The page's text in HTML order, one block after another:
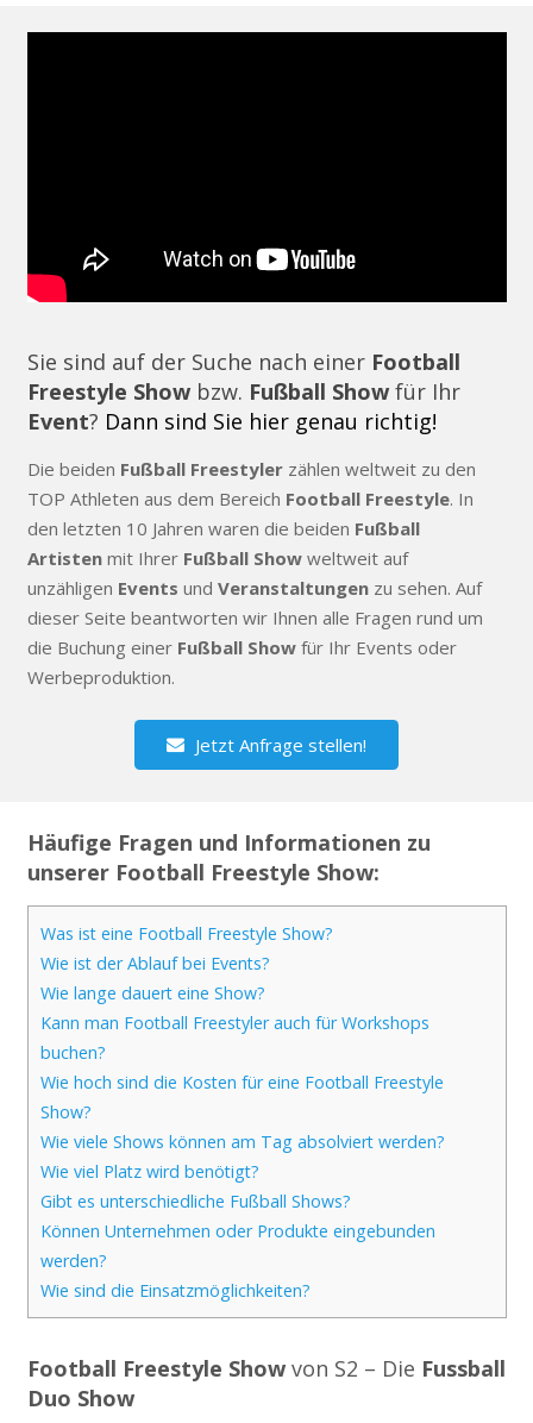
Sie sind auf der Suche nach einer Football
Freestyle Showbzw. Fußball Showfür Ihr
Event? Dann sind Sie hier genau richtig!
Die beiden Fußball Freestylerzählen weltweit zu den
TOP Athleten aus dem Bereich Football Freestyle. In
den letzten 10 Jahren waren die beiden Fußball
Artistenmit Ihrer Fußball Showweltweit auf
unzähligen Events und Veranstaltungenzu sehen. Auf
dieser Seite beantworten wir Ihnen alle Fragen rund um
die Buchung einer Fußball Showfür Ihr Events oder
Werbeproduktion.
Jetzt Anfrage stellen!
Häufige Fragen und Informationen zu
unserer Football Freestyle Show:
Was ist eine Football Freestyle Show?
Wie ist der Ablauf bei Events?
Wie lange dauert eine Show?
Kann man Football Freestyler auch für Workshops
buchen?
Wie hoch sind die Kosten für eine Football Freestyle
Show?
Wie viele Shows können am Tag absolviert werden?
Wie viel Platz wird benötigt?
Gibt es unterschiedliche Fußball Shows?
Können Unternehmen oder Produkte eingebunden
werden?
Wie sind die Einsatzmöglichkeiten?
Football Freestyle Showvon S2 – Die Fussball
Duo Show